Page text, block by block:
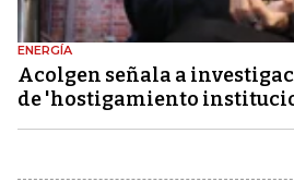
ENERGÍA
Acolgen señala a
de 'hostigamiento